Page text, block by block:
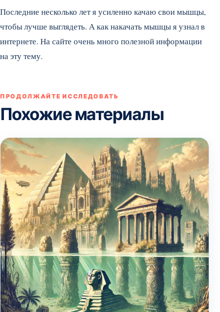
Последние несколько лет я усиленно качаю свои мышцы,
чтобы лучше выглядеть. А как накачать мышцы я узнал в
интернете. На сайте очень много полезной информации
на эту тему.
ПРОДОЛЖАЙТЕ ИССЛЕДОВАТЬ
Похожие материалы